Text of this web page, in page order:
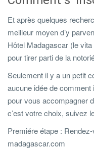
Et après quelques
meilleur moyen d’y
Hôtel Madagascar (le
pour tirer parti de la
Seulement il y a un petit
aucune idée de
pour vous accompagner
c’est votre choix, suivez
Premiére étape :
madagascar.com